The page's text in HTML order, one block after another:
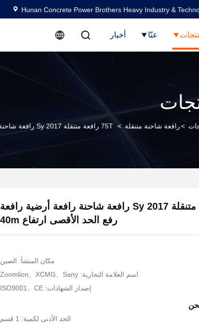
Hunan Concrete Power Brothers Heavy Industry &
عنّا أخبار
>رافعة شاحنة متنقلة > 75T رافعة متنقلة 2017 Sy رافعة شاحنة رافعة أرضية رافعة رفع الحد الأقصى ارتفاع 40m
75T رافعة متنقلة 2017 Sy رافعة شاحنة رافعة أرضية رافعة
رفع الحد الأقصى ارتفاع 40m
مكان المنشأ: الصين
اسم العلامة التجارية: Zoomlion、XCMG、Sany
إصدار الشهادات: ISO9001、CE
الحد الأدنى لكمية: 1 قسم